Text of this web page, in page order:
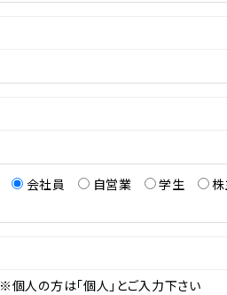
会社員 自営業 学生
※個人の方は「個人」とご入力下さい